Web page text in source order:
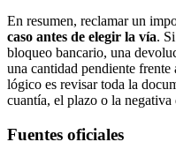
En resumen, reclamar un
caso antes de elegir la vía.
bloqueo bancario, una
una cantidad pendiente
lógico es revisar toda la
cuantía, el plazo o la
Fuentes oficiales